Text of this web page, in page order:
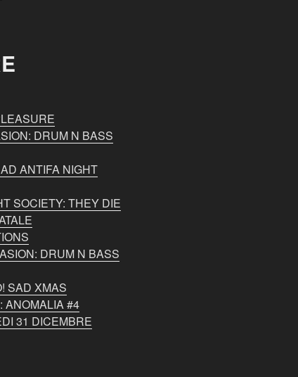
DRUM N BASS
ANTIFA NIGHT
SOCIETY: THEY DIE
DRUM N BASS
SAD XMAS
ANOMALIA #4
31 DICEMBRE